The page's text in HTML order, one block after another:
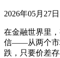
2026年05月27
在金融世界里
信——从两个市
跌，只要价差